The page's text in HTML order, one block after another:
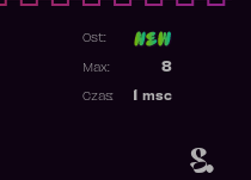
8.
Ost:
8
Max:
msc
Czas: